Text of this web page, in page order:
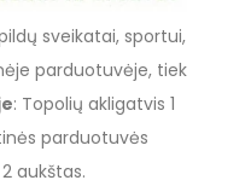
sveikatai, sportui,
parduotuvėje, tiek
: Topolių akligatvis 1
parduotuvės
aukštas.